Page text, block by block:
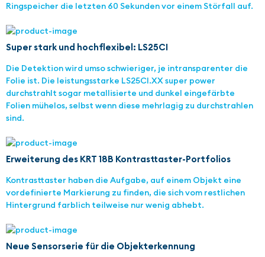
Ringspeicher die letzten 60 Sekunden vor einem Störfall auf.
Super stark und hochflexibel: LS25CI
Die Detektion wird umso schwieriger, je intransparenter die
Folie ist. Die leistungsstarke LS25CI.XX super power
durchstrahlt sogar metallisierte und dunkel eingefärbte
Folien mühelos, selbst wenn diese mehrlagig zu durchstrahlen
sind.
Erweiterung des KRT 18B Kontrasttaster-Portfolios
Kontrasttaster haben die Aufgabe, auf einem Objekt eine
vordefinierte Markierung zu finden, die sich vom restlichen
Hintergrund farblich teilweise nur wenig abhebt.
Neue Sensorserie für die Objekterkennung